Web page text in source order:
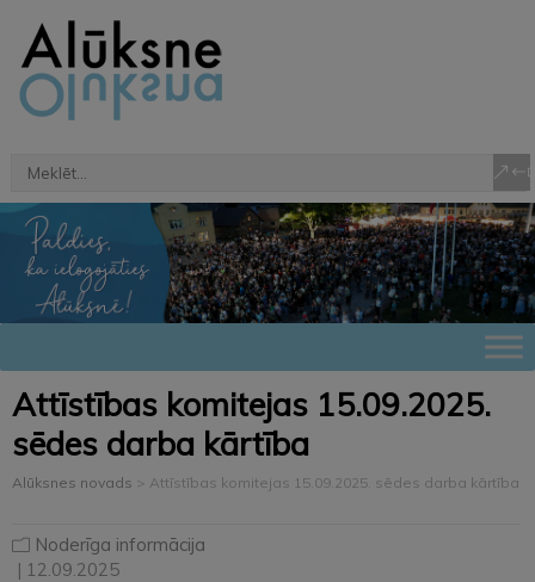
Attīstības komitejas 15.09.2025.
sēdes darba kārtība
Alūksnes novads > Attīstības komitejas 15.09.2025. sēdes darba kārtība
Noderīga informācija
| 12.09.2025